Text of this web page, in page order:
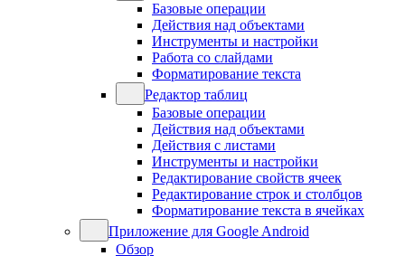
Базовые операции
Действия над объектами
Инструменты и настройки
Работа со слайдами
Форматирование текста
Редактор таблиц
Базовые операции
Действия над объектами
Действия с листами
Инструменты и настройки
Редактирование свойств ячеек
Редактирование строк и столбцов
Форматирование текста в ячейках
Приложение для Google Android
Обзор